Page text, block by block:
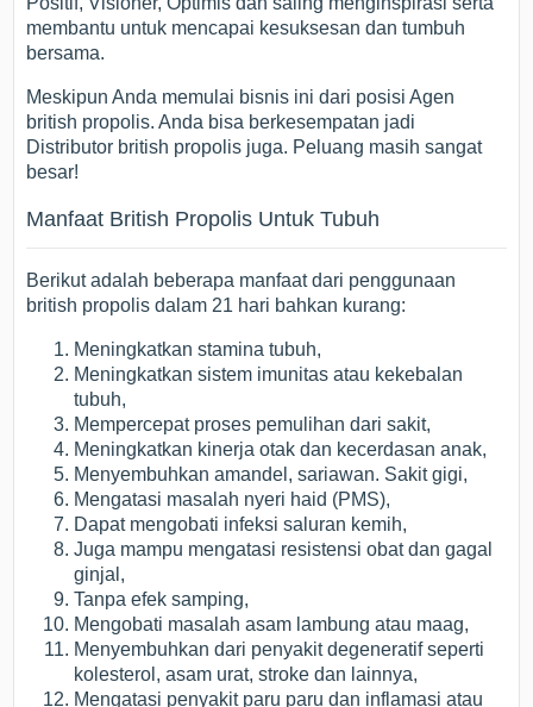
membantu untuk mencapai kesuksesan dan tumbuh
bersama.
Meskipun Anda memulai bisnis ini dari posisi Agen
british propolis. Anda bisa berkesempatan jadi
Distributor british propolis juga. Peluang masih sangat
besar!
Manfaat British Propolis Untuk Tubuh
Berikut adalah beberapa manfaat dari penggunaan
british propolis dalam 21 hari bahkan kurang:
Meningkatkan stamina tubuh,
Meningkatkan sistem imunitas atau kekebalan
tubuh,
Mempercepat proses pemulihan dari sakit,
Meningkatkan kinerja otak dan kecerdasan anak,
Menyembuhkan amandel, sariawan. Sakit gigi,
Mengatasi masalah nyeri haid (PMS),
Dapat mengobati infeksi saluran kemih,
Juga mampu mengatasi resistensi obat dan gagal
ginjal,
Tanpa efek samping,
Mengobati masalah asam lambung atau maag,
Menyembuhkan dari penyakit degeneratif seperti
kolesterol, asam urat, stroke dan lainnya,
Mengatasi penyakit paru paru dan inflamasi atau